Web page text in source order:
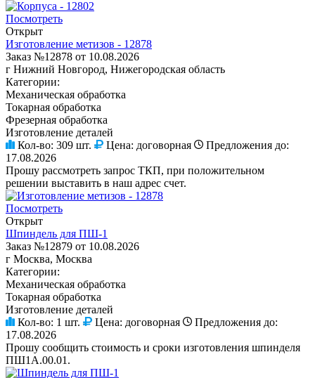
Посмотреть
Открыт
Изготовление метизов - 12878
Заказ №12878 от 10.08.2026
г Нижний Новгород, Нижегородская область
Категории:
Механическая обработка
Токарная обработка
Фрезерная обработка
Изготовление деталей
Кол-во: 309 шт. Цена: договорная
Предложения до:
17.08.2026
Прошу рассмотреть запрос ТКП, при положительном
решении выставить в наш адрес счет.
Посмотреть
Открыт
Шпиндель для ПШ-1
Заказ №12879 от 10.08.2026
г Москва, Москва
Категории:
Механическая обработка
Токарная обработка
Изготовление деталей
Кол-во: 1 шт. Цена: договорная
Предложения до:
17.08.2026
Прошу сообщить стоимость и сроки изготовления шпинделя
ПШ1А.00.01.